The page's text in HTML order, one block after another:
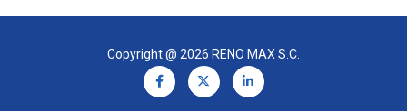
Copyright @ 2026 RENO MAX S.C.